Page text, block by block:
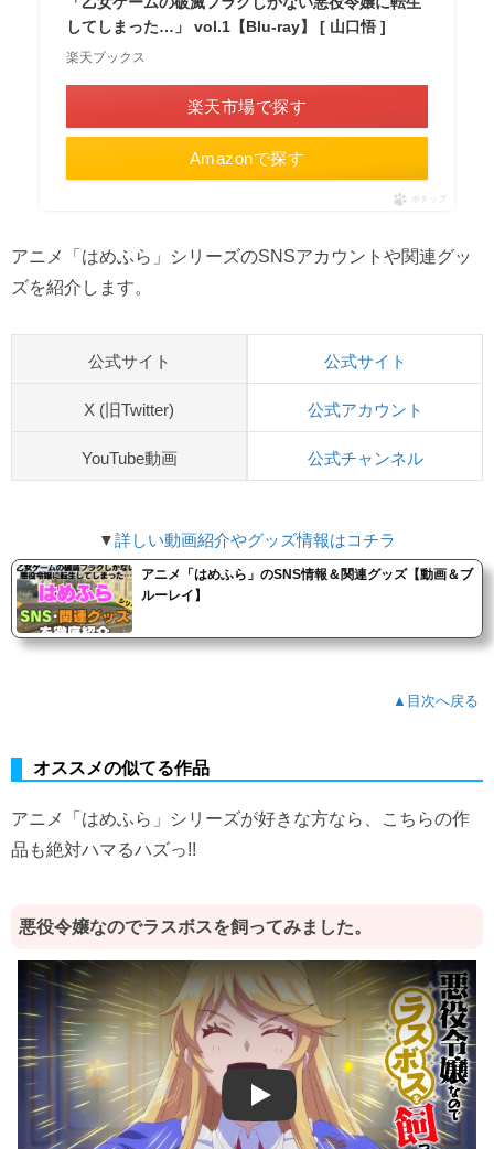
してしまった…」 vol.1【Blu-ray】 [ 山口悟 ]
楽天ブックス
楽天市場で探す
Amazonで探す
ポチップ
アニメ「はめふら」シリーズのSNSアカウントや関連グッ
ズを紹介します。
公式サイト 公式サイト
X (旧Twitter) 公式アカウント
YouTube動画 公式チャンネル
▼詳しい動画紹介やグッズ情報はコチラ
アニメ「はめふら」のSNS情報＆関連グッズ【動画＆ブ
ルーレイ】
▲目次へ戻る
オススメの似てる作品
アニメ「はめふら」シリーズが好きな方なら、こちらの作
品も絶対ハマるハズっ!!
悪役令嬢なのでラスボスを飼ってみました。